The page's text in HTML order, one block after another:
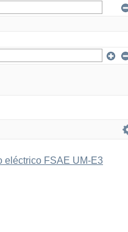
eléctrico FSAE UM-E3